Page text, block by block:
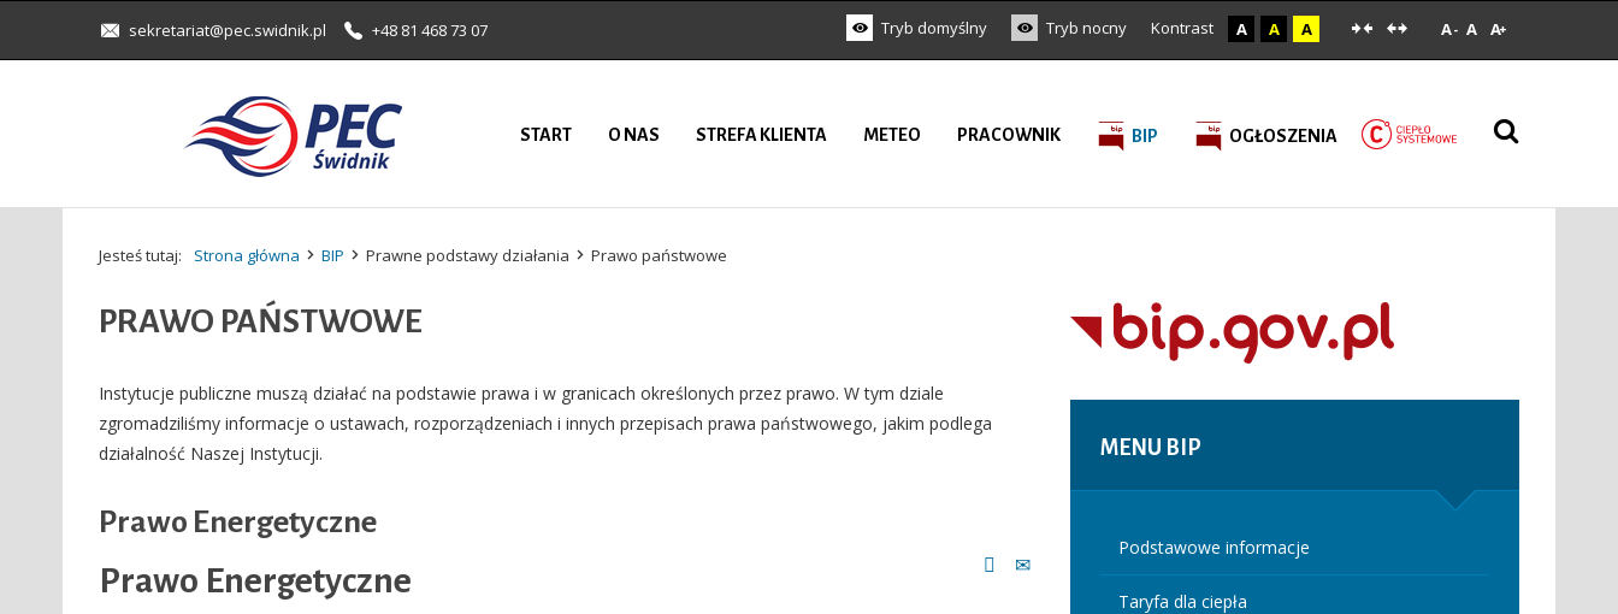
sekretariat@pec.swidnik.pl +48 81 468 73 07 Tryb domyślny Tryb nocny Kontrast A A A A- A A+
START O NAS STREFA KLIENTA METEO PRACOWNIK BIP OGŁOSZENIA
Jesteś tutaj: Strona główna BIP Prawne podstawy działania Prawo państwowe
PRAWO PAŃSTWOWE
Instytucje publiczne muszą działać na podstawie prawa i w granicach określonych przez prawo. W tym dziale
zgromadziliśmy informacje o ustawach, rozporządzeniach i innych przepisach prawa państwowego, jakim podlega
działalność Naszej Instytucji.
Prawo Energetyczne
Prawo Energetyczne
MENU BIP
Podstawowe informacje
Taryfa dla ciepła